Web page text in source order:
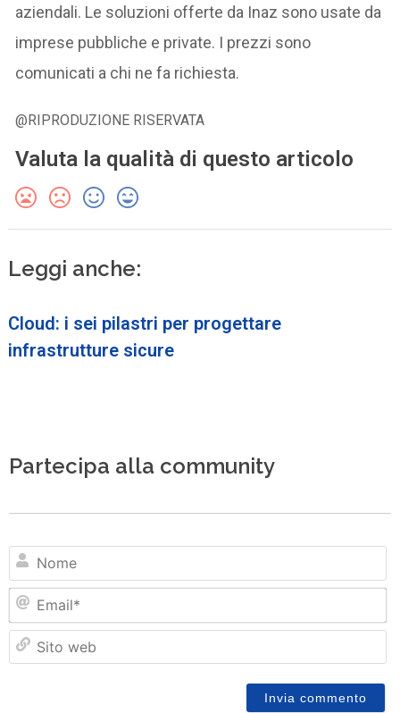
aziendali. Le soluzioni offerte da Inaz sono usate da
imprese pubbliche e private. I prezzi sono
comunicati a chi ne fa richiesta.
@RIPRODUZIONE RISERVATA
Valuta la qualità di questo articolo
Leggi anche:
Cloud: i sei pilastri per progettare
infrastrutture sicure
Partecipa alla community